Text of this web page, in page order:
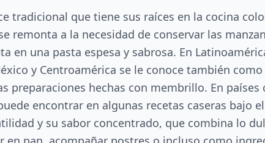
tradicional que tiene sus raíces en la cocina
remonta a la necesidad de conservar las
en una pasta espesa y sabrosa. En
y Centroamérica se le conoce también
preparaciones hechas con membrillo. En
encontrar en algunas recetas caseras bajo
y su sabor concentrado, que combina lo